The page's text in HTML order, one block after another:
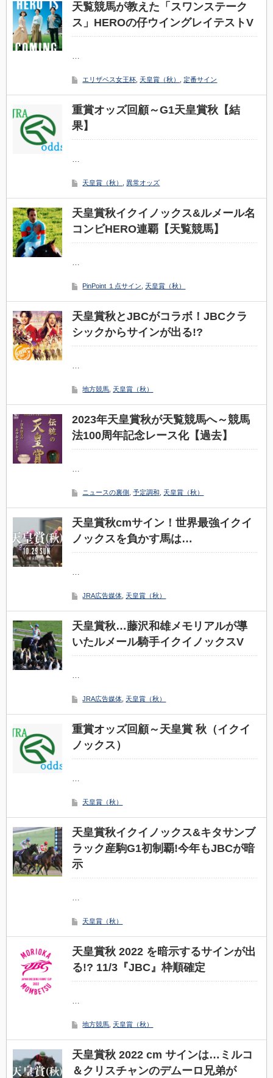
天覧競馬が教えた「スワンステーク
ス」HEROの仔ウイングレイテストV
…
エリザベス女王杯 天皇賞（秋） ,定番サイン
重賞オッズ回顧～G1天皇賞秋【結
果】
…
天皇賞（秋） ,異常オッズ
天皇賞秋イクイノックス&ルメール名
コンビHERO連覇【天覧競馬】
…
PinPoint １点サイン 天皇賞（秋）
天皇賞秋とJBCがコラボ！JBCクラ
シックからサインが出る!?
…
地方競馬 天皇賞（秋）
2023年天皇賞秋が天覧競馬へ～競馬
法100周年記念レース化【過去】
…
ニュースの裏側 ,予定調和 天皇賞（秋）
天皇賞秋cmサイン！世界最強イクイ
ノックスを負かす馬は…
…
JRA広告媒体 天皇賞（秋）
天皇賞秋…藤沢和雄メモリアルが導
いたルメール騎手イクイノックスV
…
JRA広告媒体 天皇賞（秋）
重賞オッズ回顧～天皇賞 秋（イクイ
ノックス）
…
天皇賞（秋）
天皇賞秋イクイノックス&キタサンブ
ラック産駒G1初制覇!今年もJBCが暗
示
…
天皇賞（秋）
天皇賞秋 2022 を暗示するサインが出
る!? 11/3『JBC』枠順確定
…
地方競馬 天皇賞（秋）
天皇賞秋 2022 cm サインは…ミルコ
＆クリスチャンのデムーロ兄弟が